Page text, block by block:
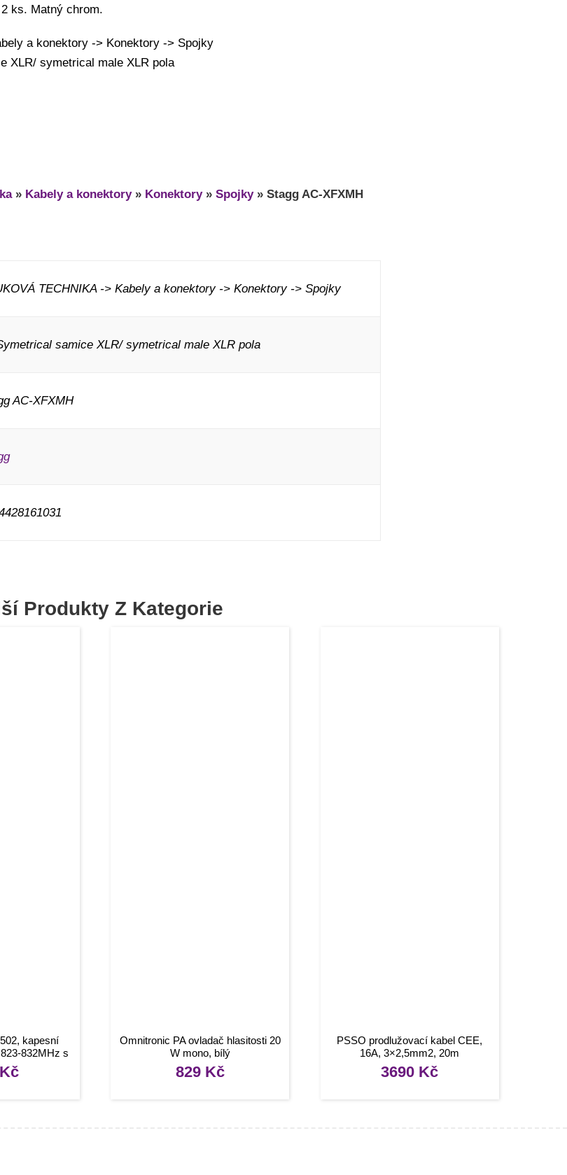
ks. Matný chrom.
a konektory -> Konektory -> Spojky
XLR/ symetrical male XLR pola
» Kabely a konektory» Konektory» Spojky» Stagg AC-XFXMH
TECHNIKA -> Kabely a konektory -> Konektory -> Spojky
samice XLR/ symetrical male XLR pola
AC-XFXMH
Produkty Z Kategorie
kapesní
832MHz s
Kč
Omnitronic PA ovladač hlasitosti 20
W mono, bílý
829 Kč
PSSO prodlužovací kabel CEE,
16A, 3×2,5mm2, 20m
3690 Kč